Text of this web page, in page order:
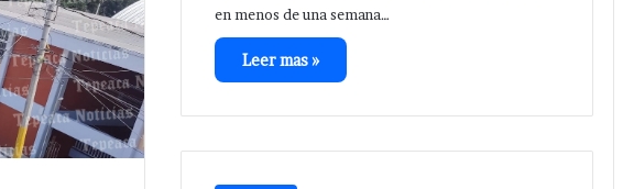
en menos de una semana…
Leer mas »